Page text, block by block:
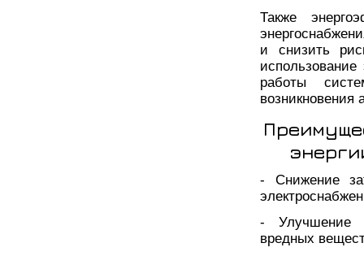
Также
и снизить
работы
возникновения
- Снижение
- Улучшение
вредных